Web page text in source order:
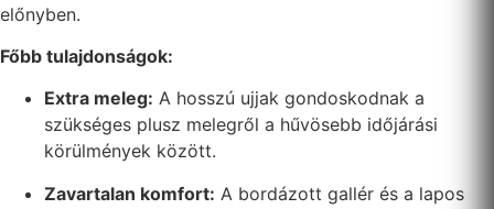
előnyben.
Főbb tulajdonságok:
Extra meleg: A hosszú ujjak gondoskodnak a
szükséges plusz melegről a hűvösebb időjárási
körülmények között.
Zavartalan komfort: A bordázott gallér és a lapos